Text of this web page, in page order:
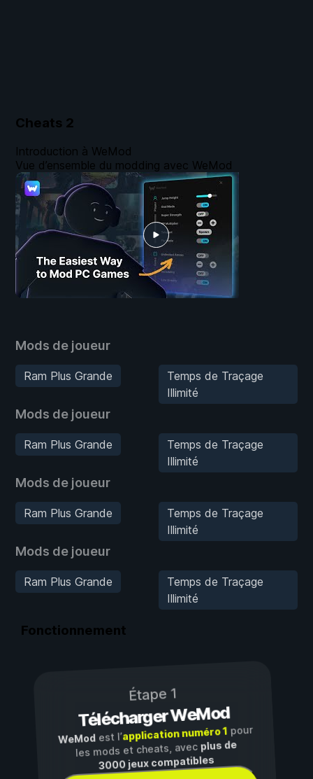
Cheats 2
Mods de joueur
Ram Plus Grande
Temps de Traçage
Illimité
Mods de joueur
Ram Plus Grande
Temps de Traçage
Illimité
Mods de joueur
Ram Plus Grande
Temps de Traçage
Illimité
Mods de joueur
Ram Plus Grande
Temps de Traçage
Illimité
Introduction à WeMod
Vue d’ensemble du modding avec WeMod
Fonctionnement
Étape 1
Télécharger WeMod
WeModest l’application numéro 1pour
les mods et cheats, avec plus de
3000 jeux compatibles